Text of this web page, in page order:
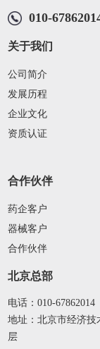
010-
关于我们
公司简介
发展历程
企业文化
资质认证
合作伙伴
药企客户
器械客户
合作伙伴
北京总部
电话：010-67862014
地址：北京市经济技
层